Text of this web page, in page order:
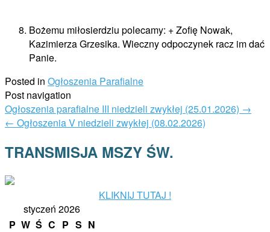
Bożemu miłosierdziu polecamy: + Zofię Nowak,
Kazimierza Grzesika. Wieczny odpoczynek racz im dać
Panie.
Posted in Ogłoszenia Parafialne
Post navigation
Ogłoszenia parafialne III niedzieli zwykłej (25.01.2026) →
← Ogłoszenia V niedzieli zwykłej (08.02.2026)
TRANSMISJA MSZY ŚW.
KLIKNIJ TUTAJ !
styczeń 2026
P W Ś C P S N